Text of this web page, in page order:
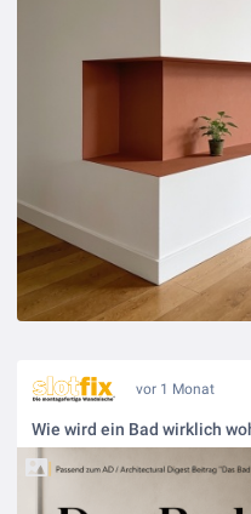
vor 1 Monat
Wie wird ein Bad wirklich